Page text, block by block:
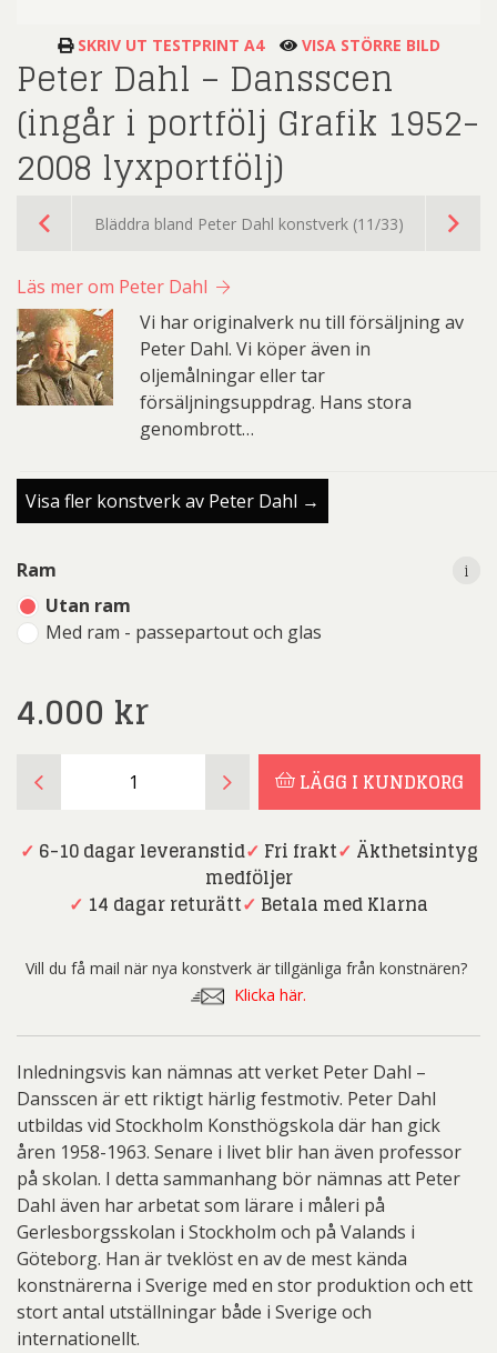
SKRIV UT TESTPRINT A4 VISA STÖRRE BILD
Peter Dahl – Dansscen
(ingår i portfölj Grafik 1952-
2008 lyxportfölj)
Bläddra bland Peter Dahl konstverk (11/33)
Läs mer om Peter Dahl
Vi har originalverk nu till försäljning av
Peter Dahl. Vi köper även in
oljemålningar eller tar
försäljningsuppdrag. Hans stora
genombrott…
Visa fler konstverk av Peter Dahl →
Ram
Utan ram
Med ram - passepartout och glas
i
4.000 kr
i
Dahl
Dansscen
1952-
lyxportfölj)
mängd
LÄGG I KUNDKORG
✓ 6-10 dagar leveranstid✓ Fri frakt✓ Äkthetsintyg
medföljer
✓ 14 dagar returätt✓ Betala med Klarna
Vill du få mail när nya konstverk är tillgänliga från konstnären?
Klicka här.
Inledningsvis kan nämnas att verket Peter Dahl –
Dansscen är ett riktigt härlig festmotiv. Peter Dahl
utbildas vid Stockholm Konsthögskola där han gick
åren 1958-1963. Senare i livet blir han även professor
på skolan. I detta sammanhang bör nämnas att Peter
Dahl även har arbetat som lärare i måleri på
Gerlesborgsskolan i Stockholm och på Valands i
Göteborg. Han är tveklöst en av de mest kända
konstnärerna i Sverige med en stor produktion och ett
stort antal utställningar både i Sverige och
internationellt.